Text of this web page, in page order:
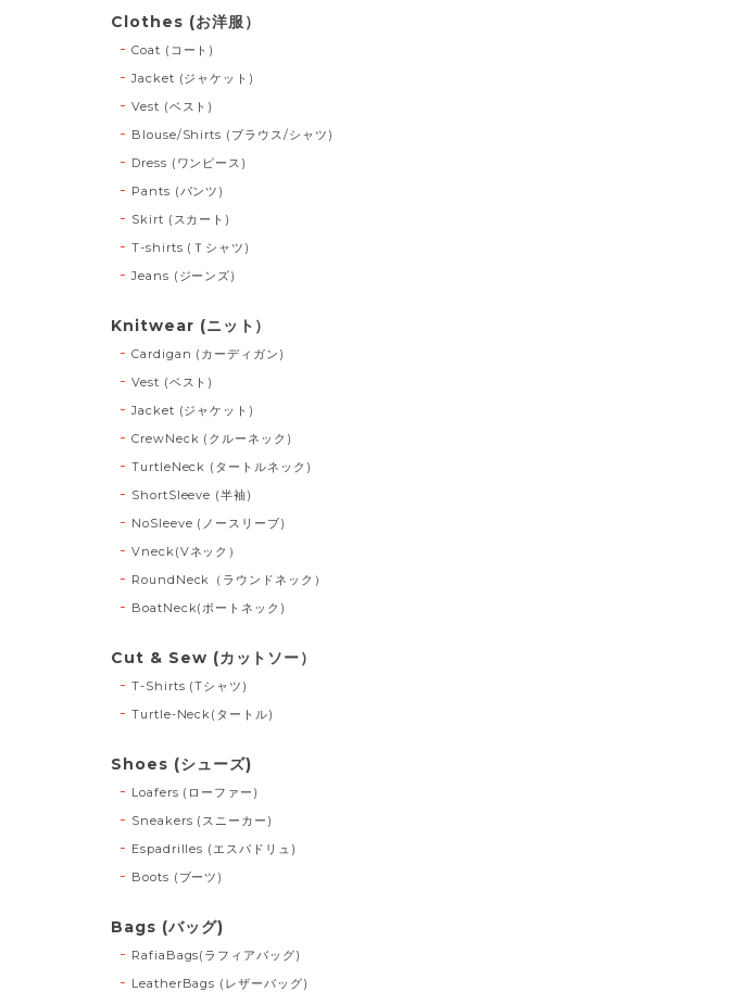
Clothes (お洋服）
Coat (コート)
Jacket (ジャケット)
Vest (ベスト)
Blouse/Shirts (ブラウス/シャツ)
Dress (ワンピース)
Pants (パンツ)
Skirt (スカート)
T-shirts (Ｔシャツ)
Jeans (ジーンズ)
Knitwear (ニット）
Cardigan (カーディガン)
Vest (ベスト)
Jacket (ジャケット)
CrewNeck (クルーネック)
TurtleNeck (タートルネック)
ShortSleeve (半袖)
NoSleeve (ノースリーブ)
Vneck(Vネック）
RoundNeck（ラウンドネック）
BoatNeck(ボートネック)
Cut & Sew (カットソー）
T-Shirts (Tシャツ)
Turtle-Neck(タートル)
Shoes (シューズ)
Loafers (ローファー)
Sneakers (スニーカー)
Espadrilles (エスパドリュ)
Boots (ブーツ)
Bags (バッグ)
RafiaBags(ラフィアバッグ)
LeatherBags (レザーバッグ)